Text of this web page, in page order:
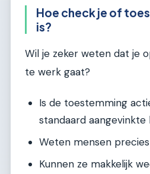
Hoe check je of
is?
Wil je zeker weten dat je
te werk gaat?
Is de toestemming
standaard aangevinkte
Weten mensen
Kunnen ze makkelijk